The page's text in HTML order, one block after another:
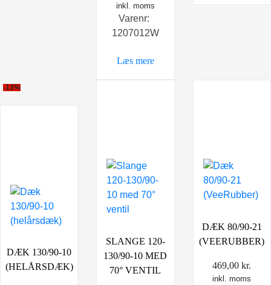
oprindelige
pris
var:
aktuelle
er:
inkl. moms
Varenr:
1207012W
Læs mere
-13%
DÆK 130/90-10
(HELÅRSDÆK)
SLANGE 120-
130/90-10 MED
70° VENTIL
DÆK 80/90-21
(VEERUBBER)
469,00kr.
inkl. moms